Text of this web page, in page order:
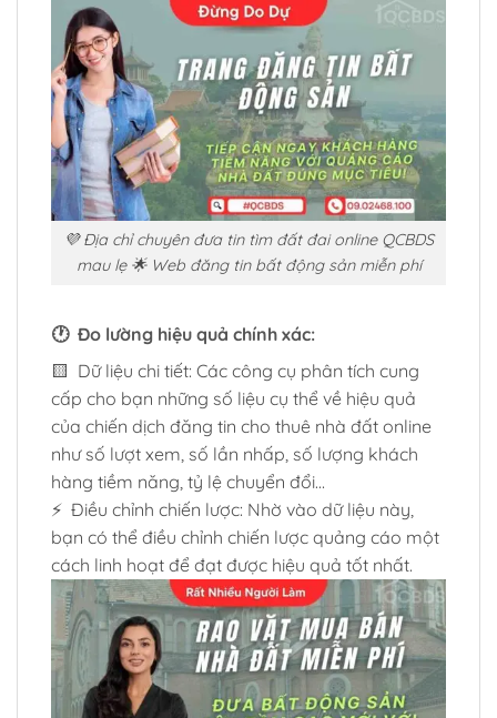
💜 Địa chỉ chuyên đưa tin tìm đất đai online QCBDS
mau lẹ 🌟 Web đăng tin bất động sản miễn phí
🕐 Đo lường hiệu quả chính xác:
🟨 Dữ liệu chi tiết: Các công cụ phân tích cung
cấp cho bạn những số liệu cụ thể về hiệu quả
của chiến dịch đăng tin cho thuê nhà đất online
như số lượt xem, số lần nhấp, số lượng khách
hàng tiềm năng, tỷ lệ chuyển đổi…
⚡ Điều chỉnh chiến lược: Nhờ vào dữ liệu này,
bạn có thể điều chỉnh chiến lược quảng cáo một
cách linh hoạt để đạt được hiệu quả tốt nhất.